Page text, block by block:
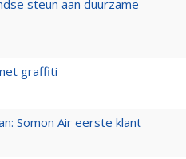
steun aan duurzame
graffiti
Somon Air eerste klant